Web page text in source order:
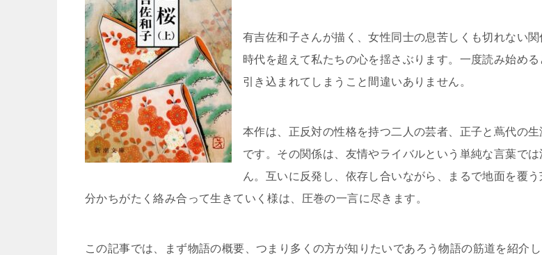
有吉佐和子さんが描く、女性同士の息苦しくも切れない関
時代を超えて私たちの心を揺さぶります。一度読み始め
引き込まれてしまうこと間違いありません。
本作は、正反対の性格を持つ二人の芸者、正子と蔦代の
です。その関係は、友情やライバルという単純な言葉で
ん。互いに反発し、依存し合いながら、まるで地面を覆う
分かちがたく絡み合って生きていく様は、圧巻の一言に尽きます。
この記事では、まず物語の概要、つまり多くの方が知りたいであろう物語の筋道を紹介